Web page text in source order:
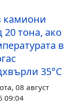
камиони
20 тона, ако
в
35°С
08 август
09:04